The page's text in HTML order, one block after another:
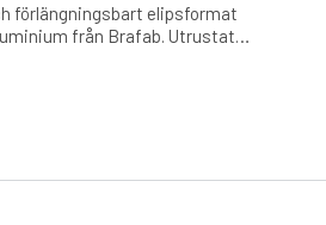
förlängningsbart elipsformat
från Brafab. Utrustat
som tar